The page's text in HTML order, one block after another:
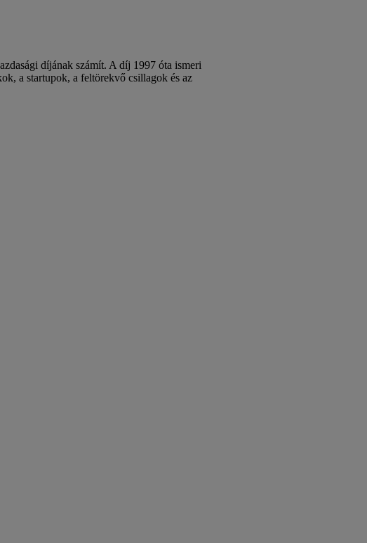
díjának számít. A díj 1997 óta ismeri
a startupok, a feltörekvő csillagok és az